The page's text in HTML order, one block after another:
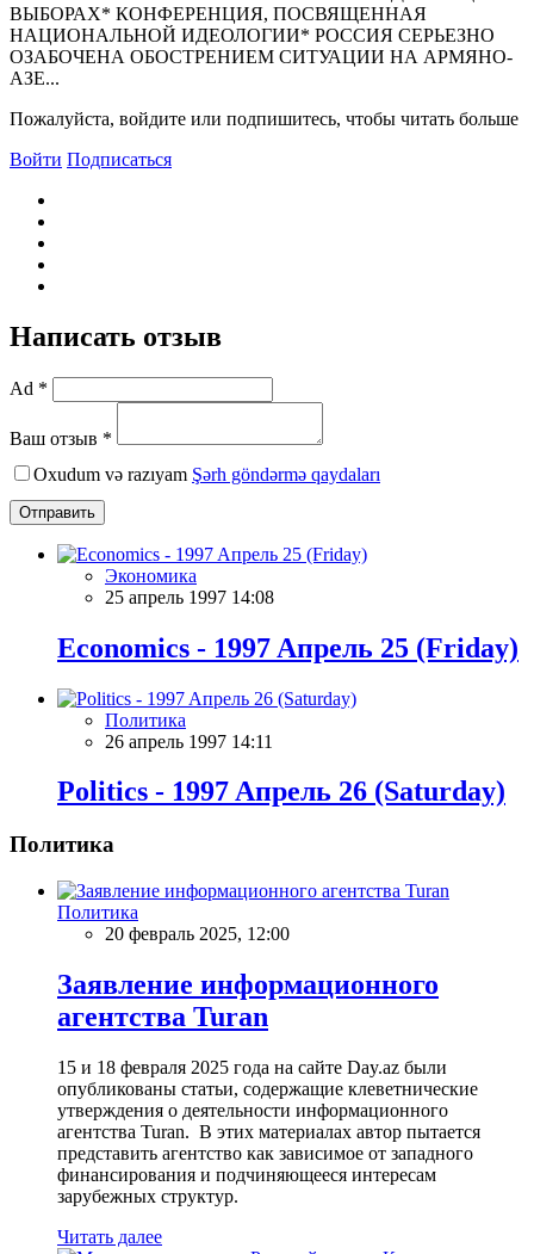
ВЫБОРАХ* КОHФЕРЕHЦИЯ, ПОСВЯЩЕHHАЯ
HАЦИОHАЛЬHОЙ ИДЕОЛОГИИ* РОССИЯ СЕРЬЕЗНО
ОЗАБОЧЕНА ОБОСТРЕHИЕМ СИТУАЦИИ HА АРМЯHО-
АЗЕ...
Пожалуйста, войдите или подпишитесь, чтобы читать больше
Войти Подписаться
Написать отзыв
Ad *
Ваш отзыв *
Oxudum və razıyam Şərh göndərmə qaydaları
Отправить
Экономика
25 апрель 1997 14:08
Economics - 1997 Aпрель 25 (Friday)
Политика
26 апрель 1997 14:11
Politics - 1997 Aпрель 26 (Saturday)
Политика
Политика
20 февраль 2025, 12:00
Заявление информационного
агентства Turan
15 и 18 февраля 2025 года на сайте Day.az были
опубликованы статьи, содержащие клеветнические
утверждения о деятельности информационного
агентства Turan. В этих материалах автор пытается
представить агентство как зависимое от западного
финансирования и подчиняющееся интересам
зарубежных структур.
Читать далее